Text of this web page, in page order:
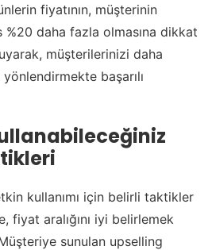
fiyatının, müşterinin
daha fazla olmasına dikkat
müşterilerinizi daha
başarılı
kullanımı için belirli taktikler
fiyat aralığını iyi belirlemek
sunulan upselling